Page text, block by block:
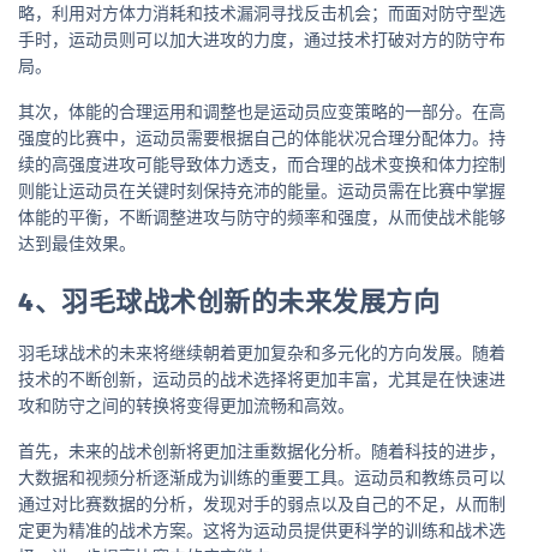
略，利用对方体力消耗和技术漏洞寻找反击机会；而面对防守型选
手时，运动员则可以加大进攻的力度，通过技术打破对方的防守布
局。
其次，体能的合理运用和调整也是运动员应变策略的一部分。在高
强度的比赛中，运动员需要根据自己的体能状况合理分配体力。持
续的高强度进攻可能导致体力透支，而合理的战术变换和体力控制
则能让运动员在关键时刻保持充沛的能量。运动员需在比赛中掌握
体能的平衡，不断调整进攻与防守的频率和强度，从而使战术能够
达到最佳效果。
4、羽毛球战术创新的未来发展方向
羽毛球战术的未来将继续朝着更加复杂和多元化的方向发展。随着
技术的不断创新，运动员的战术选择将更加丰富，尤其是在快速进
攻和防守之间的转换将变得更加流畅和高效。
首先，未来的战术创新将更加注重数据化分析。随着科技的进步，
大数据和视频分析逐渐成为训练的重要工具。运动员和教练员可以
通过对比赛数据的分析，发现对手的弱点以及自己的不足，从而制
定更为精准的战术方案。这将为运动员提供更科学的训练和战术选